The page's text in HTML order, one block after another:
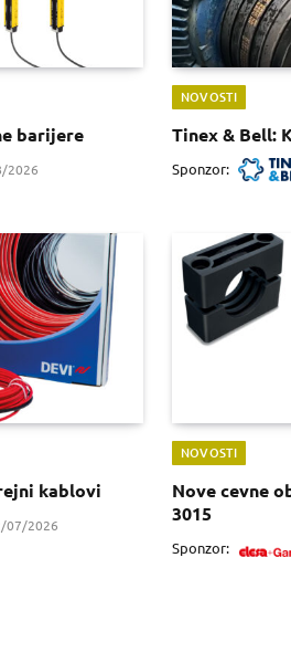
barijere
2026
NOVOSTI
Tinex & Bell:
Sponzor:
kablovi
07/2026
NOVOSTI
Nove cevne
3015
Sponzor: